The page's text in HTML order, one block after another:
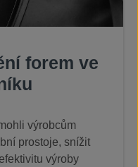
forem ve
výrobcům
prostoje, snížit
výroby